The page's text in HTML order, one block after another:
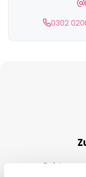
0302
Es ist uns